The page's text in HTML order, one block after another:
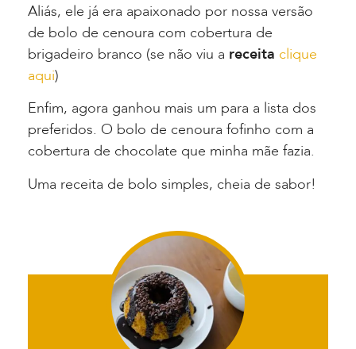
Aliás, ele já era apaixonado por nossa versão
de bolo de cenoura com cobertura de
brigadeiro branco (se não viu a receita clique
aqui)
Enfim, agora ganhou mais um para a lista dos
preferidos. O bolo de cenoura fofinho com a
cobertura de chocolate que minha mãe fazia.
Uma receita de bolo simples, cheia de sabor!